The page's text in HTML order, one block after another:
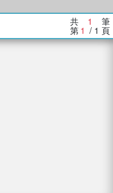
錄 、 方念華 、 台灣的李
數學女孩：黎曼猜想 、
經
共 1 筆
第 1 / 1 頁